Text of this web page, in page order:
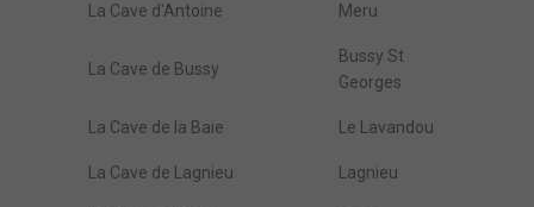
La Cave d'Antoine Meru
La Cave de Bussy
Bussy St
Georges
La Cave de la Baie Le Lavandou
La Cave de Lagnieu Lagnieu